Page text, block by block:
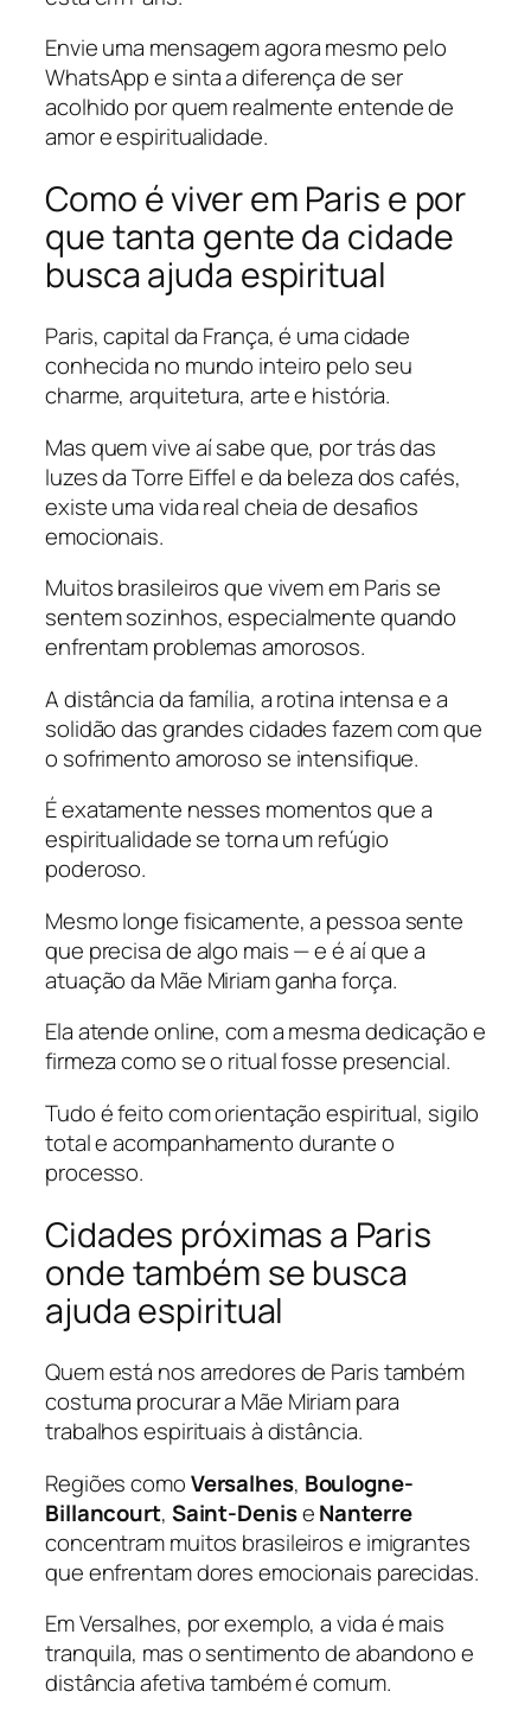
Envie uma mensagem agora mesmo pelo
WhatsApp e sinta a diferença de ser
acolhido por quem realmente entende de
amor e espiritualidade.
Como é viver em Paris e por
que tanta gente da cidade
busca ajuda espiritual
Paris, capital da França, é uma cidade
conhecida no mundo inteiro pelo seu
charme, arquitetura, arte e história.
Mas quem vive aí sabe que, por trás das
luzes da Torre Eiffel e da beleza dos cafés,
existe uma vida real cheia de desafios
emocionais.
Muitos brasileiros que vivem em Paris se
sentem sozinhos, especialmente quando
enfrentam problemas amorosos.
A distância da família, a rotina intensa e a
solidão das grandes cidades fazem com que
o sofrimento amoroso se intensifique.
É exatamente nesses momentos que a
espiritualidade se torna um refúgio
poderoso.
Mesmo longe fisicamente, a pessoa sente
que precisa de algo mais — e é aí que a
atuação da Mãe Miriam ganha força.
Ela atende online, com a mesma dedicação e
firmeza como se o ritual fosse presencial.
Tudo é feito com orientação espiritual, sigilo
total e acompanhamento durante o
processo.
Cidades próximas a Paris
onde também se busca
ajuda espiritual
Quem está nos arredores de Paris também
costuma procurar a Mãe Miriam para
trabalhos espirituais à distância.
Regiões comoVersalhes, Boulogne-
Billancourt, Saint-DeniseNanterre
concentram muitos brasileiros e imigrantes
que enfrentam dores emocionais parecidas.
Em Versalhes, por exemplo, a vida é mais
tranquila, mas o sentimento de abandono e
distância afetiva também é comum.